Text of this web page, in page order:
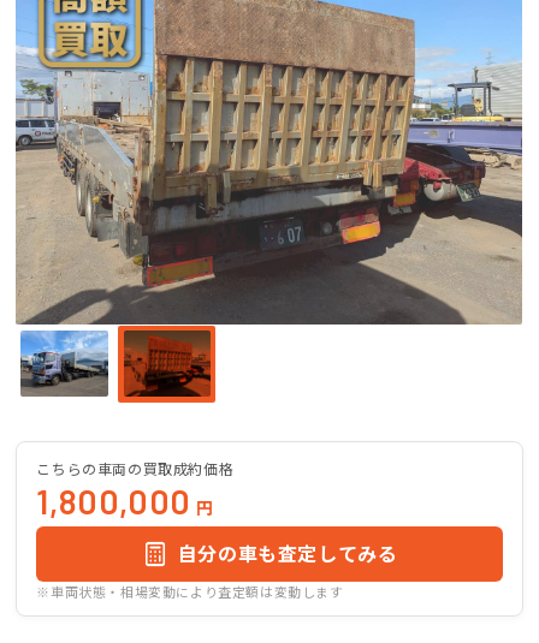
こちらの車両の買取成約価格
1,800,000 円
自分の車も査定してみる
※車両状態・相場変動により査定額は変動します